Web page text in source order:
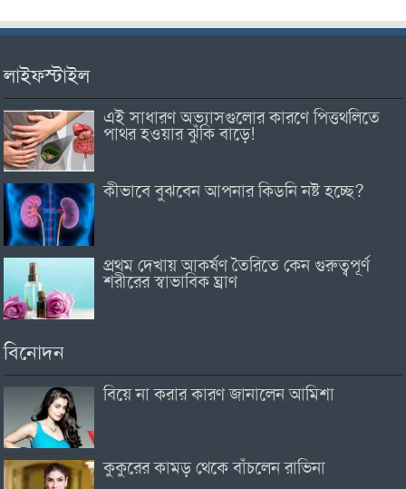
লাইফস্টাইল
এই সাধারণ অভ্যাসগুলোর কারণে পিত্তথলিতে
পাথর হওয়ার ঝুঁকি বাড়ে!
কীভাবে বুঝবেন আপনার কিডনি নষ্ট হচ্ছে?
প্রথম দেখায় আকর্ষণ তৈরিতে কেন গুরুত্বপূর্ণ
শরীরের স্বাভাবিক ঘ্রাণ
বিনোদন
বিয়ে না করার কারণ জানালেন আমিশা
কুকুরের কামড় থেকে বাঁচলেন রাভিনা